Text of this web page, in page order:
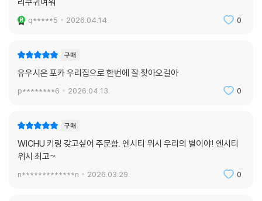
q*****5 2026.04.14. 0
구매
유우시온 포카 우리집으로 한번에 잘 찾아오걸아
p********6 2026.04.13. 0
구매
WICHU 키링 갖고싶어 주문함. 엔시티 위시 우리의 별이야! 엔시티
위시 최고~
n*************n 2026.03.29. 0